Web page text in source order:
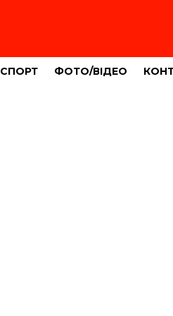
СПОРТ ФОТО/ВІДЕО